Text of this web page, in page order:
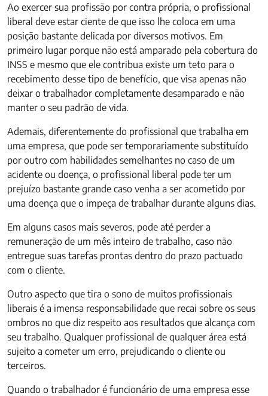
Ao exercer sua profissão por contra própria, o profissional
liberal deve estar ciente de que isso lhe coloca em uma
posição bastante delicada por diversos motivos. Em
primeiro lugar porque não está amparado pela cobertura do
INSS e mesmo que ele contribua existe um teto para o
recebimento desse tipo de benefício, que visa apenas não
deixar o trabalhador completamente desamparado e não
manter o seu padrão de vida.
Ademais, diferentemente do profissional que trabalha em
uma empresa, que pode ser temporariamente substituído
por outro com habilidades semelhantes no caso de um
acidente ou doença, o profissional liberal pode ter um
prejuízo bastante grande caso venha a ser acometido por
uma doença que o impeça de trabalhar durante alguns dias.
Em alguns casos mais severos, pode até perder a
remuneração de um mês inteiro de trabalho, caso não
entregue suas tarefas prontas dentro do prazo pactuado
com o cliente.
Outro aspecto que tira o sono de muitos profissionais
liberais é a imensa responsabilidade que recai sobre os seus
ombros no que diz respeito aos resultados que alcança com
seu trabalho. Qualquer profissional de qualquer área está
sujeito a cometer um erro, prejudicando o cliente ou
terceiros.
Quando o trabalhador é funcionário de uma empresa esse